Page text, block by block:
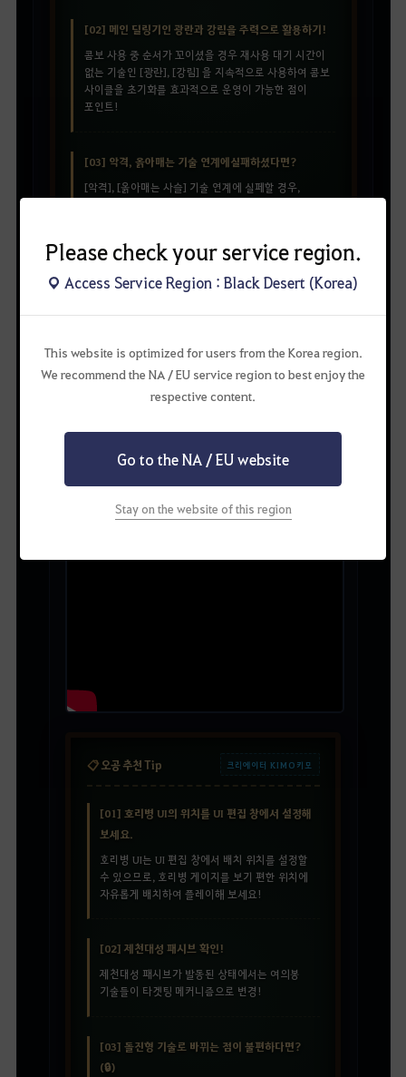
Please check your service region.
Access Service Region : Black Desert (Korea)
This website is optimized for users from the Korea region.
We recommend the NA / EU service region to best enjoy the
respective content.
Go to the NA / EU website
Stay on the website of this region
[02] 메인 딜링기인 광란과 강림을 주력으로 활용하기!
콤보 사용 중 순서가 꼬이셨을 경우 재사용 대기 시간이
없는 기술인 [광란], [강림] 을 지속적으로 사용하여 콤보
사이클을 초기화를 효과적으로 운영이 가능한 점이
포인트!
[03] 악격, 옭아매는 기술 연계에 실패하셨다면?
[악격], [옭아매는 사슬] 기술 연계에 실페할 경우,
각성 추천 콤보 & 기술 특화 세부 기술 정보 ▼
오공 클래스 PvE 가이드 By. 크리에이터 KIMO키모
📋오공 추천 Tip 크리에이터 KIMO키모
[01] 호리병 UI의 위치를 UI 편집 창에서 설정해
보세요.
호리병 UI는 UI 편집 창에서 배치 위치를 설정할
수 있으므로, 호리병 게이지를 보기 편한 위치에
자유롭게 배치하여 플레이해 보세요!
[02] 제천대성 패시브 확인!
제천대성 패시브가 발동된 상태에서는 여의봉
기술들이 타겟팅 메커니즘으로 변경!
[03] 돌진형 기술로 바뀌는 점이 불편하다면?
(🔒)